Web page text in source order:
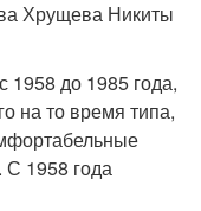
Хрущева Никиты
1958 до 1985 года,
на то время типа,
1958 года